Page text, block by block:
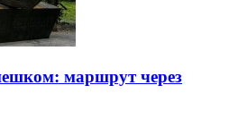
маршрут через